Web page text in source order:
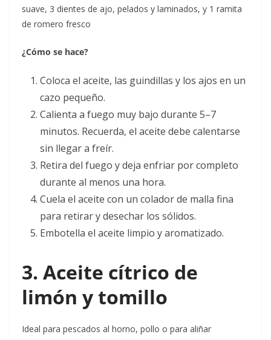
suave, 3 dientes de ajo, pelados y laminados, y 1 ramita
de romero fresco
¿Cómo se hace?
Coloca el aceite, las guindillas y los ajos en un
cazo pequeño.
Calienta a fuego muy bajo durante 5–7
minutos. Recuerda, el aceite debe calentarse
sin llegar a freír.
Retira del fuego y deja enfriar por completo
durante al menos una hora.
Cuela el aceite con un colador de malla fina
para retirar y desechar los sólidos.
Embotella el aceite limpio y aromatizado.
3. Aceite cítrico de
limón y tomillo
Ideal para pescados al horno, pollo o para aliñar